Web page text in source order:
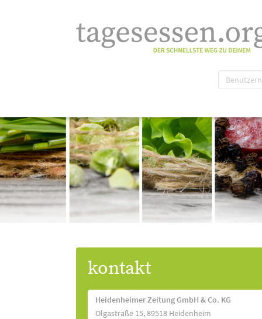
kontakt
Heidenheimer Zeitung GmbH & Co. KG
Olgastraße 15, 89518 Heidenheim